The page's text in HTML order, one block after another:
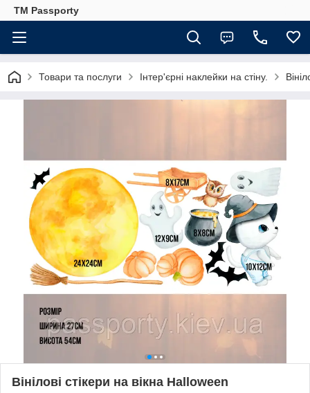
TM Passporty
Товари та послуги Інтер'єрні наклейки на стіну.
Вінілові стікери на вікна Halloween